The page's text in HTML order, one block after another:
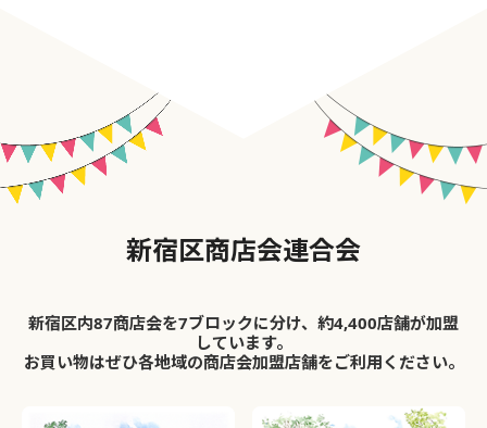
新宿区商店会連合会
新宿区内87商店会を7ブロックに分け、約4,400店舗が加盟
しています。
お買い物はぜひ各地域の商店会加盟店舗をご利用ください。